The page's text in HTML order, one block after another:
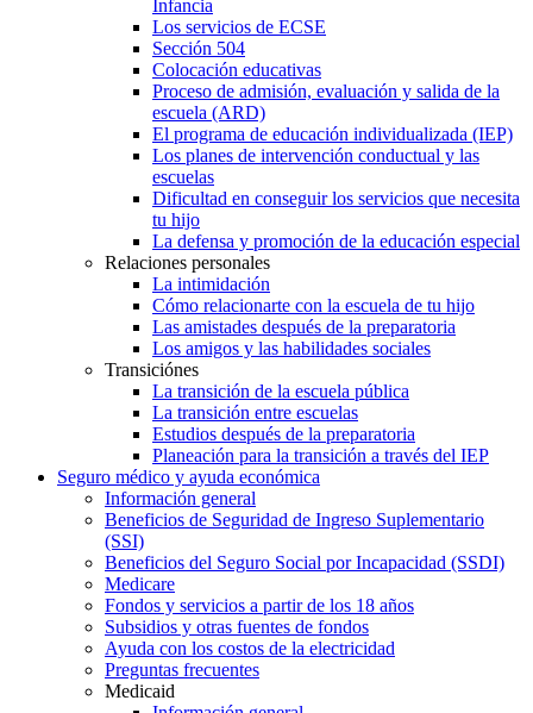
Infancia
Los servicios de ECSE
Sección 504
Colocación educativas
Proceso de admisión, evaluación y salida de la
escuela (ARD)
El programa de educación individualizada (IEP)
Los planes de intervención conductual y las
escuelas
Dificultad en conseguir los servicios que necesita
tu hijo
La defensa y promoción de la educación especial
Relaciones personales
La intimidación
Cómo relacionarte con la escuela de tu hijo
Las amistades después de la preparatoria
Los amigos y las habilidades sociales
Transiciónes
La transición de la escuela pública
La transición entre escuelas
Estudios después de la preparatoria
Planeación para la transición a través del IEP
Seguro médico y ayuda económica
Información general
Beneficios de Seguridad de Ingreso Suplementario
(SSI)
Beneficios del Seguro Social por Incapacidad (SSDI)
Medicare
Fondos y servicios a partir de los 18 años
Subsidios y otras fuentes de fondos
Ayuda con los costos de la electricidad
Preguntas frecuentes
Medicaid